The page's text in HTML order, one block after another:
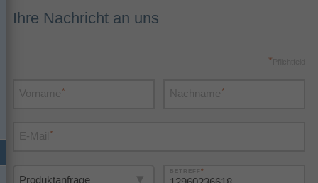
Ihre Nachricht an uns
*
Vorname* Nachname*
E-Mail*
*